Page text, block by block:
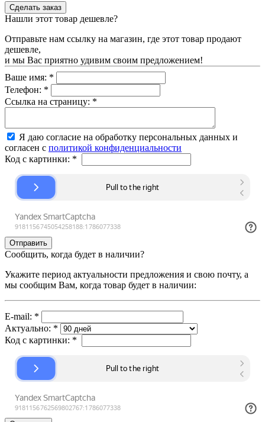
Нашли этот товар дешевле?
Отправьте нам ссылку на магазин, где этот товар продают
дешевле,
и мы Вас приятно удивим своим предложением!
Ваше имя: *
Телефон: *
Ссылка на страницу: *
Я даю согласие на обработку персональных данных и
согласен с политикой конфиденциальности
Код с картинки: *
Сообщить, когда будет в наличии?
Укажите период актуальности предложения и свою почту, а
мы сообщим Вам, когда товар будет в наличии:
E-mail: *
Актуально: *
Код с картинки: *